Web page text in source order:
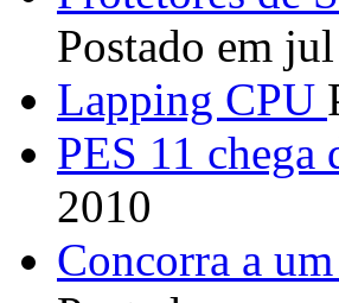
Postado em
Lapping CPU
PES 11 chega
2010
Concorra a